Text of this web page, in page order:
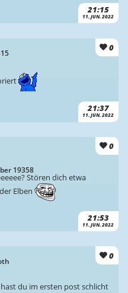
21:15
11. JUN. 2022
0
21:37
11. JUN. 2022
19358
0
21:53
11. JUN. 2022
Stören dich etwa
Elben
0
du im ersten post schlicht